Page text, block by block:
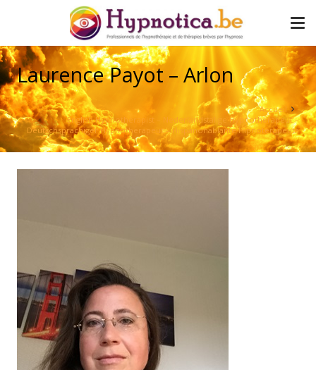
Laurence Payot – Arlon
Accueil
English Hypnotherapist – Nederlandstalige Hypnotherapeut –
Deutschsprachiger Hypnotherapeut – Hispanohablante Hipnoterapeuta